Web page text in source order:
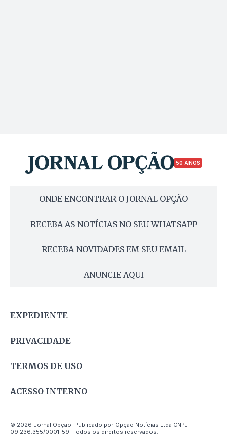
50 ANOS
ONDE ENCONTRAR O JORNAL OPÇÃO
RECEBA AS NOTÍCIAS NO SEU WHATSAPP
RECEBA NOVIDADES EM SEU EMAIL
ANUNCIE AQUI
EXPEDIENTE
PRIVACIDADE
TERMOS DE USO
ACESSO INTERNO
© 2026 Jornal Opção. Publicado por Opção Notícias Ltda CNPJ
09.236.355/0001-59. Todos os direitos reservados.